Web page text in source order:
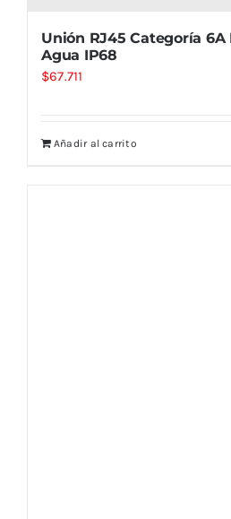
Unión RJ45 Categoría 6A
Agua IP68
$67.711
Añadir al carrito